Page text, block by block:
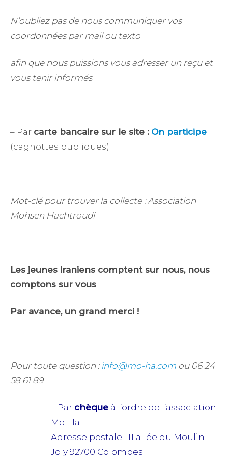
N’oubliez pas de nous communiquer vos
coordonnées par mail ou texto
afin que nous puissions vous adresser un reçu et
vous tenir informés
– Par carte bancaire sur le site : On participe
(cagnottes publiques)
Mot-clé pour trouver la collecte : Association
Mohsen Hachtroudi
Les jeunes iraniens comptent sur nous, nous
comptons sur vous
Par avance, un grand merci !
Pour toute question : info@mo-ha.com ou 06 24
58 61 89
– Par chèque à l’ordre de l’association
Mo-Ha
Adresse postale : 11 allée du Moulin
Joly 92700 Colombes